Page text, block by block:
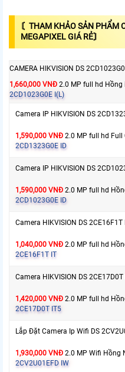
〘THAM KHẢO SẢN PHẨM
MEGAPIXEL GIÁ RẺ〙
CAMERA HIKVISION DS
1,660,000 VNĐ 2.0 MP full hd
2CD1023G0E I(L)
Camera IP HIKVISION DS
1,590,000 VNĐ 2.0 MP full hd Full
2CD1323G0E ID
Camera IP HIKVISION DS
1,590,000 VNĐ 2.0 MP full hd
2CD1023G0E ID
Camera HIKVISION DS 2CE16F1T
1,040,000 VNĐ 2.0 MP full hd
2CE16F1T IT
Camera HIKVISION DS 2CE17D0T
1,420,000 VNĐ 2.0 MP full hd
2CE17D0T IT5
Lắp Đặt Camera Ip Wifi DS
1,930,000 VNĐ 2.0 MP Wifi Hồng
2CV2U01EFD IW